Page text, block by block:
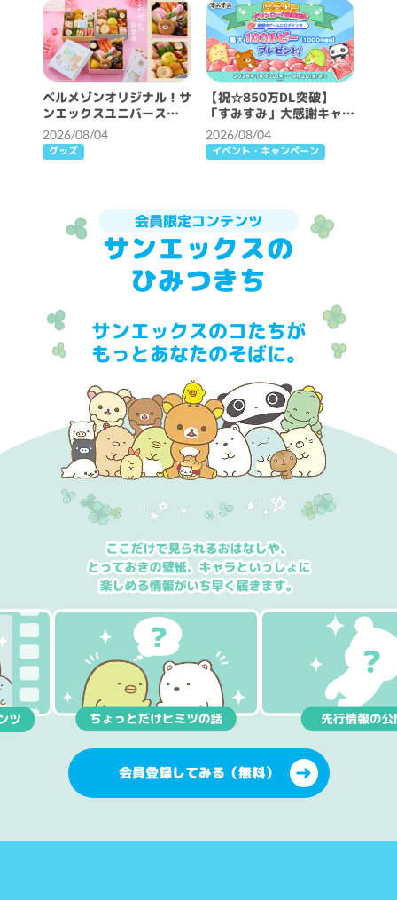
ベルメゾンオリジナル！サ
ンエックスユニバース
2027年おせち
2026/08/04
グッズ
【祝☆850万DL突破】
「すみすみ」大感謝キャン
ペーン開催♪
2026/08/04
イベント・キャンペーン
会員限定コンテンツ
サンエックスの
ひみつきち
サンエックスのコたちが
もっとあなたのそばに。
会員登録してみる（無料）